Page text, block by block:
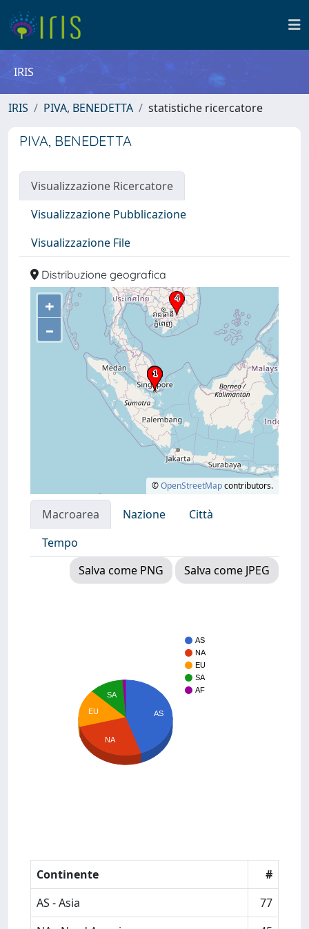
IRIS
IRIS PIVA, BENEDETTA statistiche ricercatore
PIVA, BENEDETTA
Visualizzazione Ricercatore
Visualizzazione Pubblicazione
Visualizzazione File
Distribuzione geografica
+
–
©OpenStreetMapcontributors.
Macroarea Nazione
Città
Tempo
Salva come PNG
Salva come JPEG
AS
NA
EU
SA
AF
AS
SA
EU
NA
Continente
#
AS - Asia
77